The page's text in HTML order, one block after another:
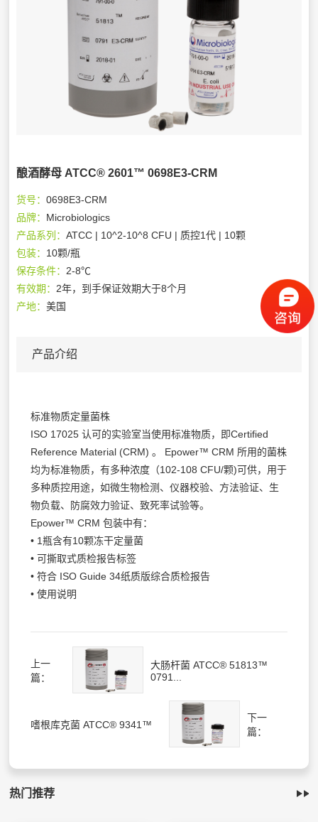
酿酒酵母 ATCC® 2601™ 0698E3-CRM
货号：0698E3-CRM
品牌： Microbiologics
产品系列：ATCC | 10^2-10^8 CFU | 质控1代 | 10颗
包装： 10颗/瓶
保存条件： 2-8℃
有效期： 2年，到手保证效期大于8个月
产地：美国
产品介绍
标准物质定量菌株
ISO 17025 认可的实验室当使用标准物质，即Certified
Reference Material (CRM) 。 Epower™ CRM 所用的菌株
均为标准物质，有多种浓度（102-108 CFU/颗)可供，用于
多种质控用途，如微生物检测、仪器校验、方法验证、生
物负载、防腐效力验证、致死率试验等。
Epower™ CRM 包装中有：
• 1瓶含有10颗冻干定量菌
• 可撕取式质检报告标签
• 符合 ISO Guide 34纸质版综合质检报告
• 使用说明
上一
篇：
大肠杆菌 ATCC® 51813™
0791...
嗜根库克菌 ATCC® 9341™
下一
篇：
热门推荐